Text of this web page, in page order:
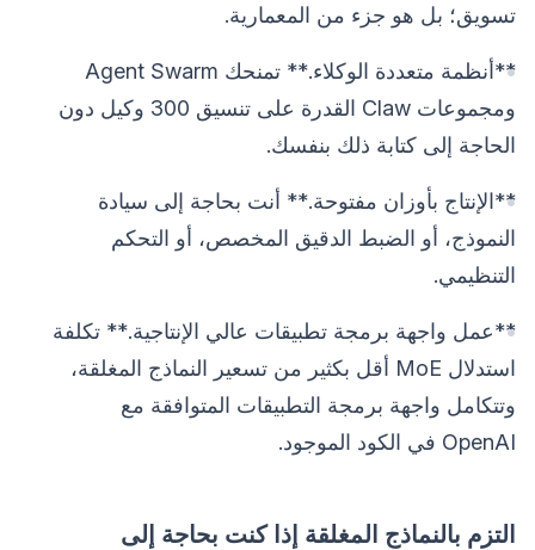
تسويق؛ بل هو جزء من المعمارية.
**أنظمة متعددة الوكلاء.** تمنحك Agent Swarm
ومجموعات Claw القدرة على تنسيق 300 وكيل دون
الحاجة إلى كتابة ذلك بنفسك.
**الإنتاج بأوزان مفتوحة.** أنت بحاجة إلى سيادة
النموذج، أو الضبط الدقيق المخصص، أو التحكم
التنظيمي.
**عمل واجهة برمجة تطبيقات عالي الإنتاجية.** تكلفة
استدلال MoE أقل بكثير من تسعير النماذج المغلقة،
وتتكامل واجهة برمجة التطبيقات المتوافقة مع
OpenAI في الكود الموجود.
التزم بالنماذج المغلقة إذا كنت بحاجة إلى